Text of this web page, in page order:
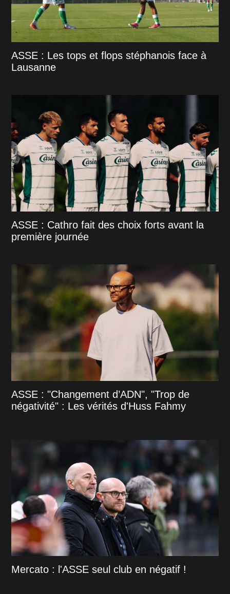
ASSE : Les tops et flops stéphanois face à
Lausanne
ASSE : Cathro fait des choix forts avant la
première journée
ASSE : "Changement d’ADN", "Trop de
négativité" : Les vérités d'Huss Fahmy
Mercato : l'ASSE seul club en négatif !